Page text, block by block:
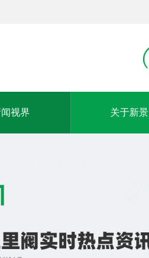
视界 关于新景